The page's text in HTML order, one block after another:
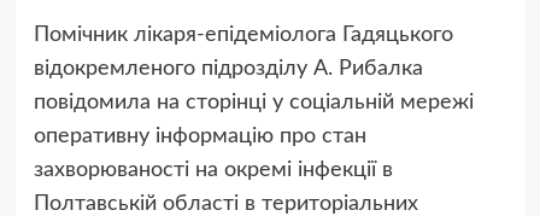
Помічник лікаря-епідеміолога Гадяцького
відокремленого підрозділу А. Рибалка
повідомила на сторінці у соціальній мережі
оперативну інформацію про стан
захворюваності на окремі інфекції в
Полтавській області в територіальних